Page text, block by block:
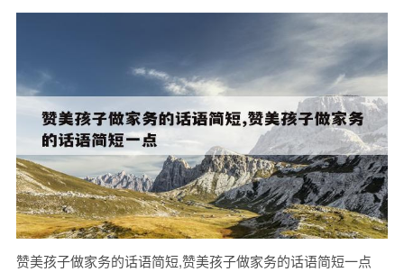
赞美孩子做家务的话语简短,赞美孩子做家务的话语简短一点